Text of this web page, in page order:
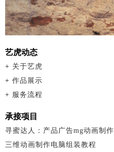
艺虎动态
+ 关于艺虎
+ 作品展示
+ 服务流程
承接项目
寻蜜达人：产品广告mg动画制作
三维动画制作电脑组装教程